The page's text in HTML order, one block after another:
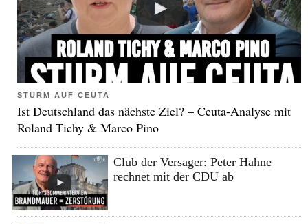
STURM AUF CEUTA
Ist Deutschland das nächste Ziel? – Ceuta-Analyse mit
Roland Tichy & Marco Pino
Club der Versager: Peter Hahne
rechnet mit der CDU ab